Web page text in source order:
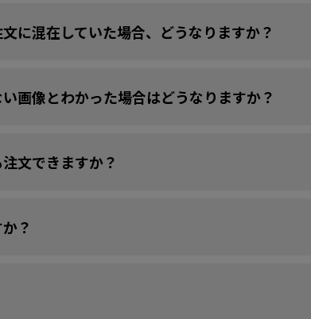
に混在していた場合、どうなりますか？
画像とわかった場合はどうなりますか？
文できますか？
？